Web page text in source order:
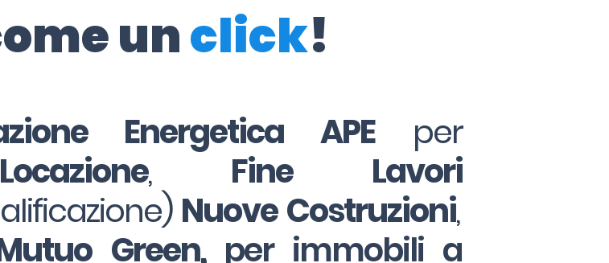
unclick!
Energetica APEper
Locazione, Fine Lavori
Nuove Costruzioni,
Green, per immobili a